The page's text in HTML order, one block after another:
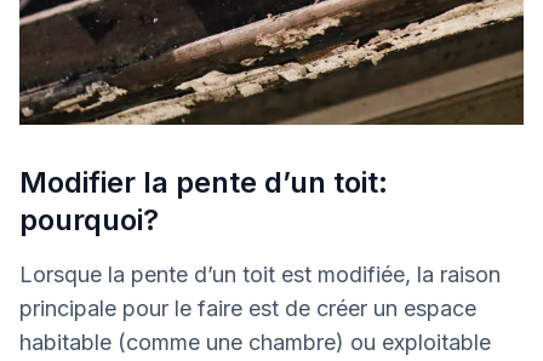
Modifier la pente d’un toit:
pourquoi?
Lorsque la pente d’un toit est modifiée, la raison
principale pour le faire est de créer un espace
habitable (comme une chambre) ou exploitable